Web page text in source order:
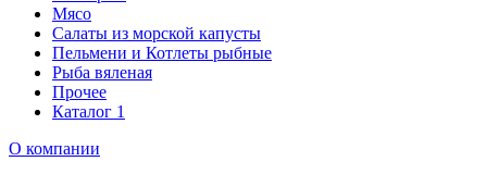
Мясо
Салаты из морской капусты
Пельмени и Котлеты рыбные
Рыба вяленая
Прочее
Каталог 1
О компании